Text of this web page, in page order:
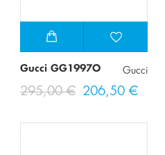
Gucci GG1997O Gucci
295,00 € 206,50 €